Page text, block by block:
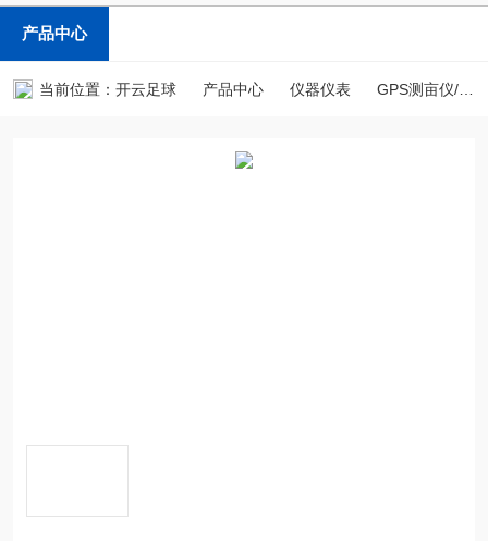
产品中心
当前位置： 开云足球 产品中心 仪器仪表 GPS测亩仪/土地面积测量仪